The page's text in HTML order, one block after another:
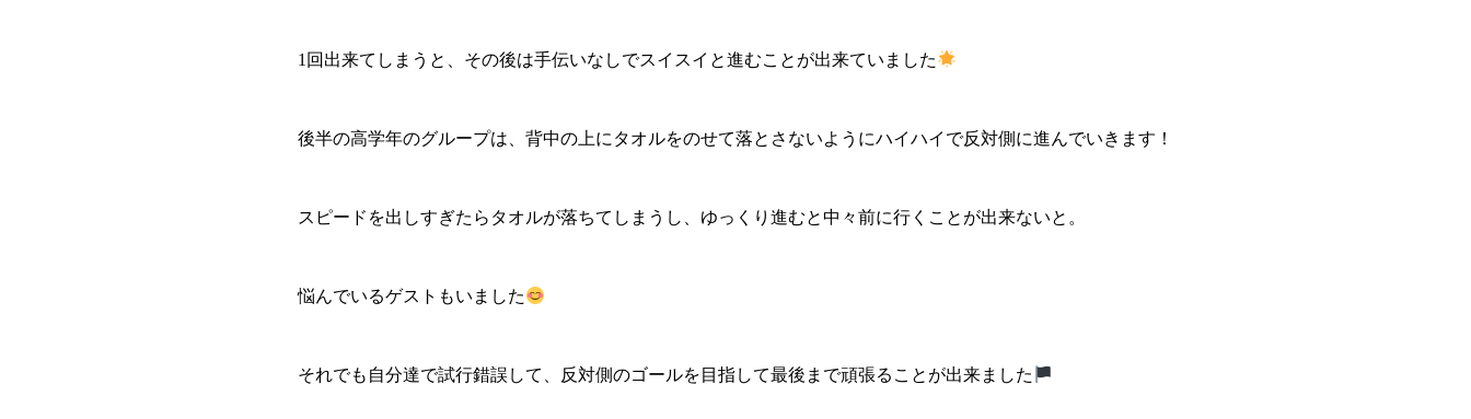
1回出来てしまうと、その後は手伝いなしでスイスイと進むことが出来ていました
後半の高学年のグループは、背中の上にタオルをのせて落とさないようにハイハイで反対側に進んでいきます！
スピードを出しすぎたらタオルが落ちてしまうし、ゆっくり進むと中々前に行くことが出来ないと。
悩んでいるゲストもいました
それでも自分達で試行錯誤して、反対側のゴールを目指して最後まで頑張ることが出来ました